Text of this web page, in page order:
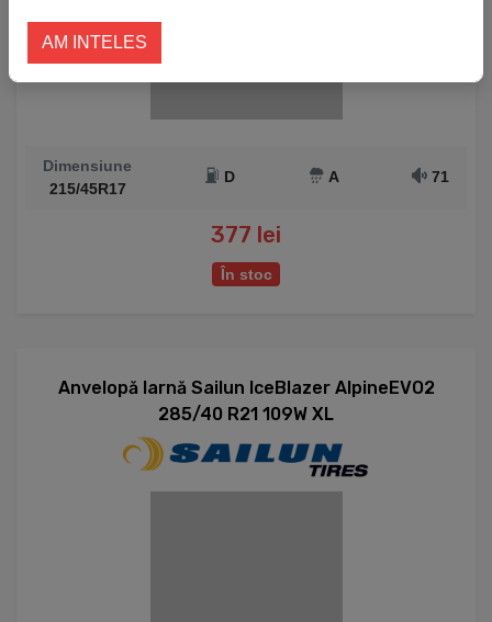
Dimensiune
215/45R17
D A 71
377 lei
În stoc
Anvelopă Iarnă Sailun IceBlazer AlpineEVO2
285/40 R21 109W XL
AM INTELES